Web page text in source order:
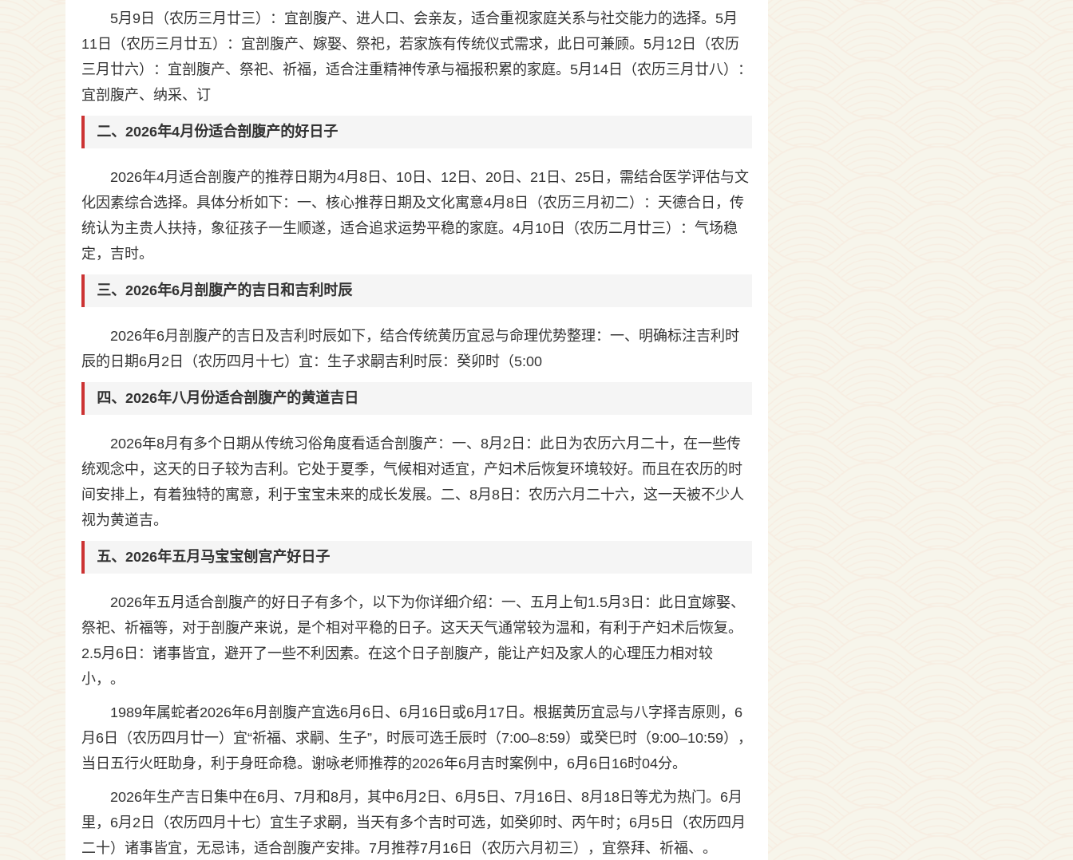
5月9日（农历三月廿三）：宜剖腹产、进人口、会亲友，适合重视家庭关系与社交能力的选择。5月
11日（农历三月廿五）：宜剖腹产、嫁娶、祭祀，若家族有传统仪式需求，此日可兼顾。5月12日（农历
三月廿六）：宜剖腹产、祭祀、祈福，适合注重精神传承与福报积累的家庭。5月14日（农历三月廿八）：
宜剖腹产、纳采、订
二、2026年4月份适合剖腹产的好日子
2026年4月适合剖腹产的推荐日期为4月8日、10日、12日、20日、21日、25日，需结合医学评估与文
化因素综合选择。具体分析如下：一、核心推荐日期及文化寓意4月8日（农历三月初二）：天德合日，传
统认为主贵人扶持，象征孩子一生顺遂，适合追求运势平稳的家庭。4月10日（农历二月廿三）：气场稳
定，吉时。
三、2026年6月剖腹产的吉日和吉利时辰
2026年6月剖腹产的吉日及吉利时辰如下，结合传统黄历宜忌与命理优势整理：一、明确标注吉利时
辰的日期6月2日（农历四月十七）宜：生子求嗣吉利时辰：癸卯时（5:00
四、2026年八月份适合剖腹产的黄道吉日
2026年8月有多个日期从传统习俗角度看适合剖腹产：一、8月2日：此日为农历六月二十，在一些传
统观念中，这天的日子较为吉利。它处于夏季，气候相对适宜，产妇术后恢复环境较好。而且在农历的时
间安排上，有着独特的寓意，利于宝宝未来的成长发展。二、8月8日：农历六月二十六，这一天被不少人
视为黄道吉。
五、2026年五月马宝宝刨宫产好日子
2026年五月适合剖腹产的好日子有多个，以下为你详细介绍：一、五月上旬1.5月3日：此日宜嫁娶、
祭祀、祈福等，对于剖腹产来说，是个相对平稳的日子。这天天气通常较为温和，有利于产妇术后恢复。
2.5月6日：诸事皆宜，避开了一些不利因素。在这个日子剖腹产，能让产妇及家人的心理压力相对较
小，。
1989年属蛇者2026年6月剖腹产宜选6月6日、6月16日或6月17日。根据黄历宜忌与八字择吉原则，6
月6日（农历四月廿一）宜“祈福、求嗣、生子”，时辰可选壬辰时（7:00–8:59）或癸巳时（9:00–10:59），
当日五行火旺助身，利于身旺命稳。谢咏老师推荐的2026年6月吉时案例中，6月6日16时04分。
2026年生产吉日集中在6月、7月和8月，其中6月2日、6月5日、7月16日、8月18日等尤为热门。6月
里，6月2日（农历四月十七）宜生子求嗣，当天有多个吉时可选，如癸卯时、丙午时；6月5日（农历四月
二十）诸事皆宜，无忌讳，适合剖腹产安排。7月推荐7月16日（农历六月初三），宜祭拜、祈福、。